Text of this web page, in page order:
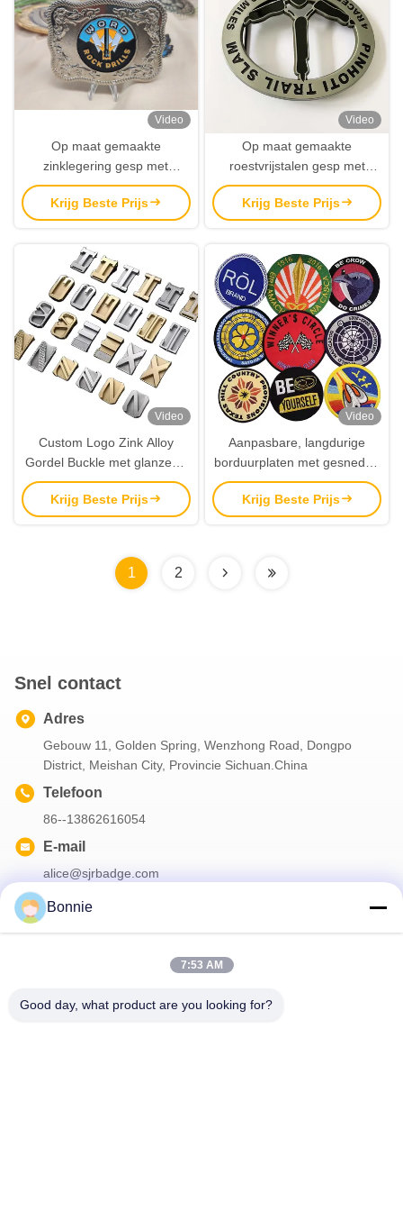
Video
Op maat gemaakte
zinklegering gesp met
milieuvriendelijke afwerking
en gepersonaliseerd logo
voor mannen en vrouwen
Krijg Beste Prijs
Video
Op maat gemaakte
roestvrijstalen gesp met
duurzaam aangepast logo
voor mannen en vrouwen
Krijg Beste Prijs
Video
Custom Logo Zink Alloy
Gordel Buckle met glanzend
zilver bekleding voor
gepersonaliseerd ontwerp
Krijg Beste Prijs
Video
Aanpasbare, langdurige
borduurplaten met gesneden
of met laser gesneden
randen voor kleding en
cadeautjes
Krijg Beste Prijs
1 2
Snel contact
Adres
Gebouw 11, Golden Spring, Wenzhong Road, Dongpo
District, Meishan City, Provincie Sichuan.China
Telefoon
86--13862616054
E-mail
alice@sjrbadge.com
Meld je aan voor onze nieuwsbrief voor kortingen en meer.
Bonnie
7:53 AM
Good day, what product are you looking for?